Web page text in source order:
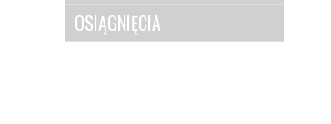
OSIĄGNIĘCIA